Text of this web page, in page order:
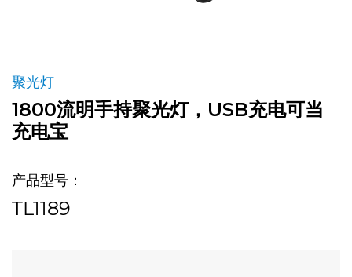
聚光灯
1800流明手持聚光灯，USB充电可当
充电宝
产品型号：
TL1189